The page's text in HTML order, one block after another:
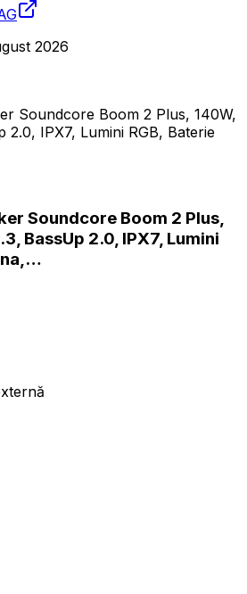
2026
Soundcore Boom 2 Plus,
BassUp 2.0, IPX7, Lumini